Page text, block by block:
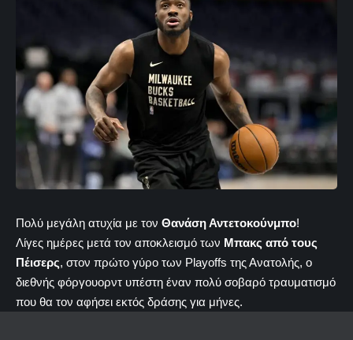
Πολύ μεγάλη ατυχία με τον Θανάση Αντετοκούνμπο!
Λίγες ημέρες μετά τον αποκλεισμό των Μπακς από τους
Πέισερς, στον πρώτο γύρο των Playoffs της Ανατολής, ο
διεθνής φόργουορντ υπέστη έναν πολύ σοβαρό τραυματισμό
που θα τον αφήσει εκτός δράσης για μήνες.